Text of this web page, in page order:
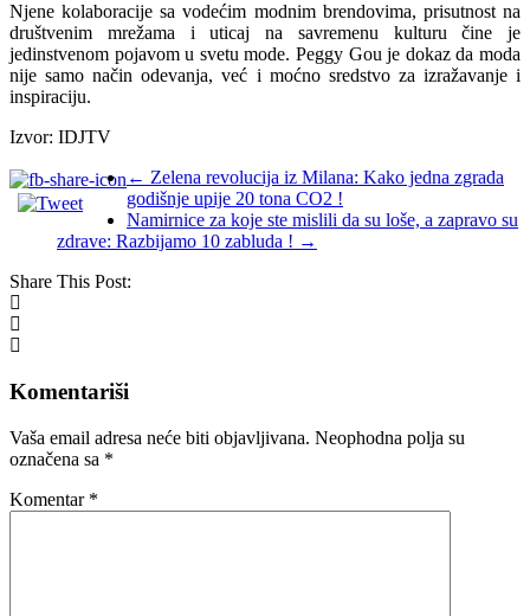
Njene kolaboracije sa vodećim modnim brendovima, prisutnost na
društvenim mrežama i uticaj na savremenu kulturu čine je
jedinstvenom pojavom u svetu mode. Peggy Gou je dokaz da moda
nije samo način odevanja, već i moćno sredstvo za izražavanje i
inspiraciju.
Izvor: IDJTV
← Zelena revolucija iz Milana: Kako jedna zgrada
godišnje upije 20 tona CO2 !
Namirnice za koje ste mislili da su loše, a zapravo su
zdrave: Razbijamo 10 zabluda ! →
Share This Post:
Komentariši
Vaša email adresa neće biti objavljivana. Neophodna polja su
označena sa *
Komentar *